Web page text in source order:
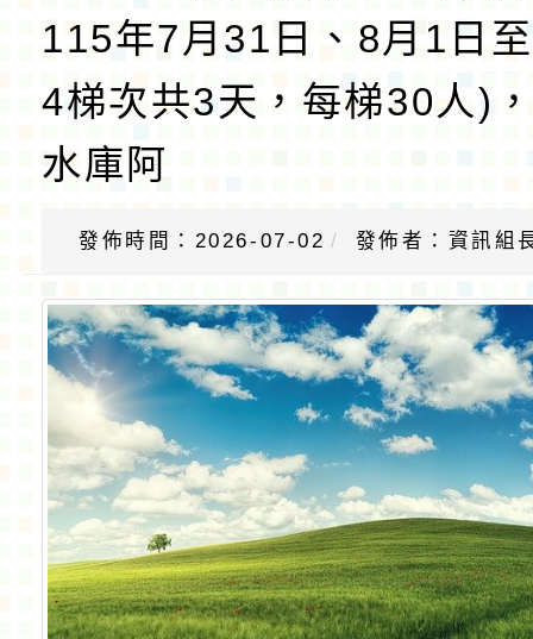
115年7月31日、8月1日
4梯次共3天，每梯30人)
水庫阿
發佈時間：2026-07-02 發佈者：資訊組